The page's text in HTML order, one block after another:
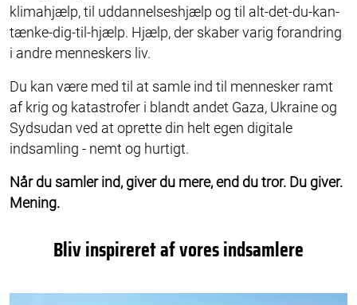
klimahjælp, til uddannelseshjælp og til alt-det-du-kan-
tænke-dig-til-hjælp. Hjælp, der skaber varig forandring
i andre menneskers liv.
Du kan være med til at samle ind til mennesker ramt
af krig og katastrofer i blandt andet Gaza, Ukraine og
Sydsudan ved at oprette din helt egen digitale
indsamling - nemt og hurtigt.
Når du samler ind, giver du mere, end du tror. Du giver.
Mening.
Bliv inspireret af vores indsamlere